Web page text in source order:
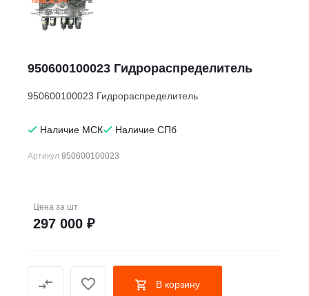
950600100023 Гидрораспределитель
950600100023 Гидрораспределитель
Наличие МСК Наличие СПб
Артикул 950600100023
Цена за шт
297 000 ₽
В корзину